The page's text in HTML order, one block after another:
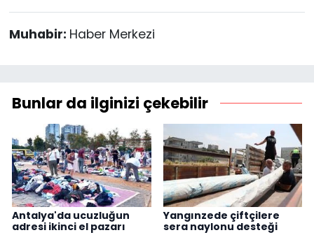
Muhabir: Haber Merkezi
Bunlar da ilginizi çekebilir
Antalya'da ucuzluğun
adresi ikinci el pazarı
Yangınzede çiftçilere
sera naylonu desteği